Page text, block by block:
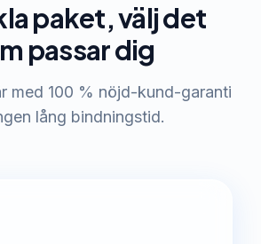
paket, välj det
passar dig
med 100 % nöjd-kund-garanti
lång bindningstid.